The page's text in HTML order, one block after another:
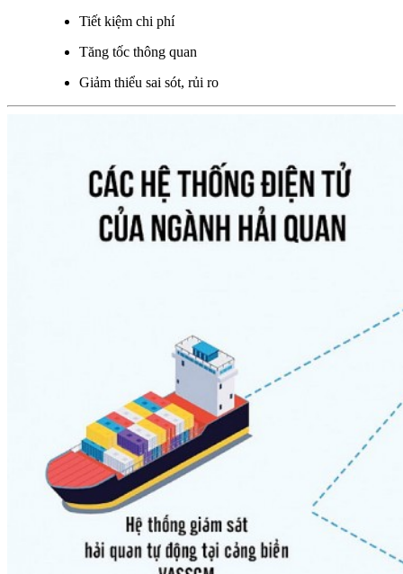
Tiết kiệm chi phí
Tăng tốc thông quan
Giảm thiểu sai sót, rủi ro